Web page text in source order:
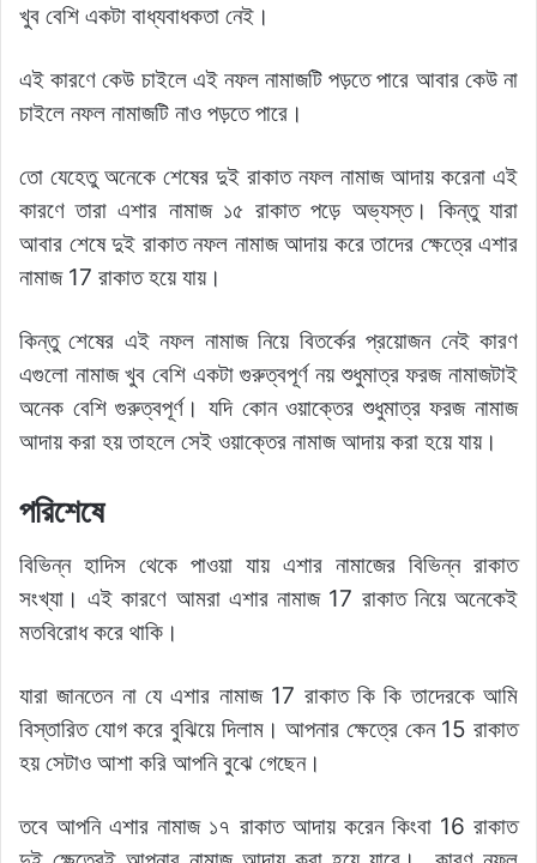
খুব বেশি একটা বাধ্যবাধকতা নেই।
এই কারণে কেউ চাইলে এই নফল নামাজটি পড়তে পারে আবার কেউ না
চাইলে নফল নামাজটি নাও পড়তে পারে।
তো যেহেতু অনেকে শেষের দুই রাকাত নফল নামাজ আদায় করেনা এই
কারণে তারা এশার নামাজ ১৫ রাকাত পড়ে অভ্যস্ত। কিন্তু যারা
আবার শেষে দুই রাকাত নফল নামাজ আদায় করে তাদের ক্ষেত্রে এশার
নামাজ 17 রাকাত হয়ে যায়।
কিন্তু শেষের এই নফল নামাজ নিয়ে বিতর্কের প্রয়োজন নেই কারণ
এগুলো নামাজ খুব বেশি একটা গুরুত্বপূর্ণ নয় শুধুমাত্র ফরজ নামাজটাই
অনেক বেশি গুরুত্বপূর্ণ। যদি কোন ওয়াক্তের শুধুমাত্র ফরজ নামাজ
আদায় করা হয় তাহলে সেই ওয়াক্তের নামাজ আদায় করা হয়ে যায়।
পরিশেষে
বিভিন্ন হাদিস থেকে পাওয়া যায় এশার নামাজের বিভিন্ন রাকাত
সংখ্যা। এই কারণে আমরা এশার নামাজ 17 রাকাত নিয়ে অনেকেই
মতবিরোধ করে থাকি।
যারা জানতেন না যে এশার নামাজ 17 রাকাত কি কি তাদেরকে আমি
বিস্তারিত যোগ করে বুঝিয়ে দিলাম। আপনার ক্ষেত্রে কেন 15 রাকাত
হয় সেটাও আশা করি আপনি বুঝে গেছেন।
তবে আপনি এশার নামাজ ১৭ রাকাত আদায় করেন কিংবা 16 রাকাত